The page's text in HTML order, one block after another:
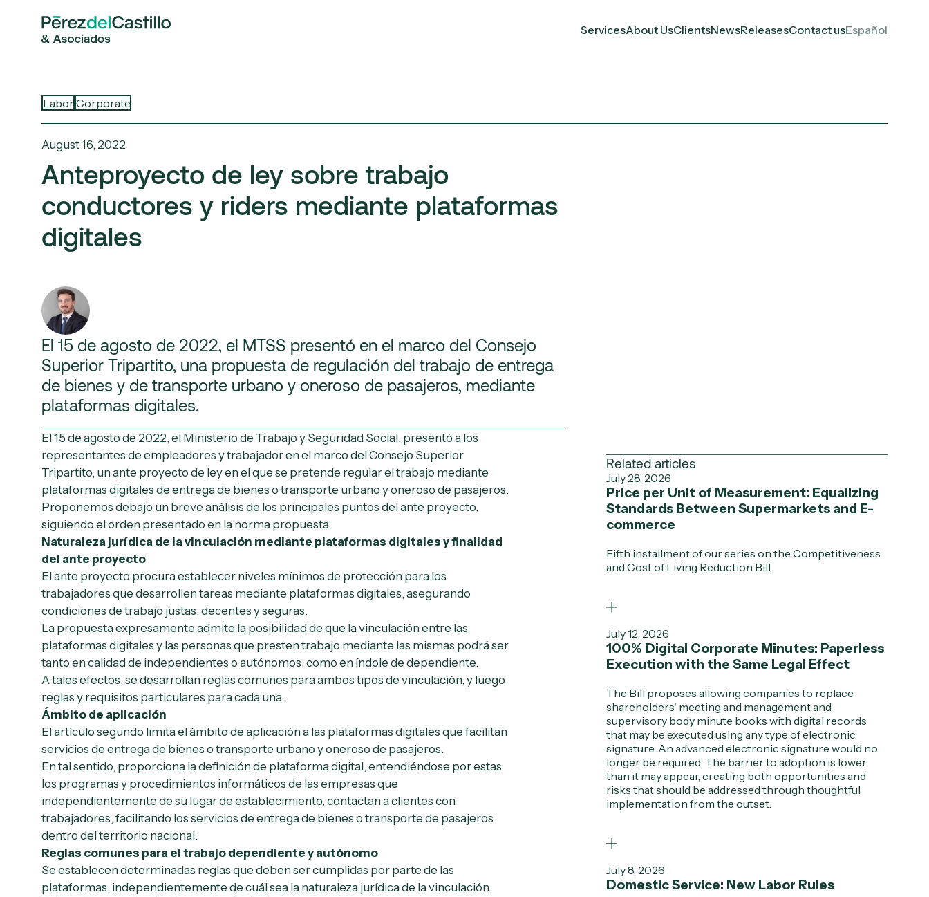
ServicesAbout UsClientsNewsReleasesContact usEspañol
Labor Corporate
August 16, 2022
Anteproyecto de ley sobre trabajo
conductores y riders mediante plataformas
digitales
El 15 de agosto de 2022, el MTSS presentó en el marco del Consejo
Superior Tripartito, una propuesta de regulación del trabajo de entrega
de bienes y de transporte urbano y oneroso de pasajeros, mediante
plataformas digitales.
El 15 de agosto de 2022, el Ministerio de Trabajo y Seguridad Social, presentó a los
representantes de empleadores y trabajador en el marco del Consejo Superior
Tripartito, un ante proyecto de ley en el que se pretende regular el trabajo mediante
plataformas digitales de entrega de bienes o transporte urbano y oneroso de pasajeros.
Proponemos debajo un breve análisis de los principales puntos del ante proyecto,
siguiendo el orden presentado en la norma propuesta.
Naturaleza jurídica de la vinculación mediante plataformas digitales y finalidad
del ante proyecto
El ante proyecto procura establecer niveles mínimos de protección para los
trabajadores que desarrollen tareas mediante plataformas digitales, asegurando
condiciones de trabajo justas, decentes y seguras.
La propuesta expresamente admite la posibilidad de que la vinculación entre las
plataformas digitales y las personas que presten trabajo mediante las mismas podrá ser
tanto en calidad de independientes o autónomos, como en índole de dependiente.
A tales efectos, se desarrollan reglas comunes para ambos tipos de vinculación, y luego
reglas y requisitos particulares para cada una.
Ámbito de aplicación
El artículo segundo limita el ámbito de aplicación a las plataformas digitales que facilitan
servicios de entrega de bienes o transporte urbano y oneroso de pasajeros.
En tal sentido, proporciona la definición de plataforma digital, entendiéndose por estas
los programas y procedimientos informáticos de las empresas que
independientemente de su lugar de establecimiento, contactan a clientes con
trabajadores, facilitando los servicios de entrega de bienes o transporte de pasajeros
dentro del territorio nacional.
Reglas comunes para el trabajo dependiente y autónomo
Se establecen determinadas reglas que deben ser cumplidas por parte de las
plataformas, independientemente de cuál sea la naturaleza jurídica de la vinculación.
Related articles
July 28, 2026
Price per Unit of Measurement: Equalizing
Standards Between Supermarkets and E-
commerce
Fifth installment of our series on the Competitiveness
and Cost of Living Reduction Bill.
July 12, 2026
100% Digital Corporate Minutes: Paperless
Execution with the Same Legal Effect
The Bill proposes allowing companies to replace
shareholders' meeting and management and
supervisory body minute books with digital records
that may be executed using any type of electronic
signature. An advanced electronic signature would no
longer be required. The barrier to adoption is lower
than it may appear, creating both opportunities and
risks that should be addressed through thoughtful
implementation from the outset.
July 8, 2026
Domestic Service: New Labor Rules